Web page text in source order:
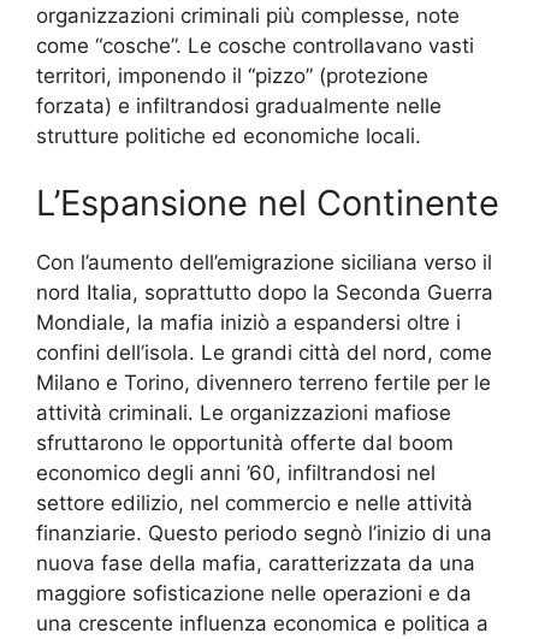
organizzazioni criminali più complesse, note
come “cosche”. Le cosche controllavano vasti
territori, imponendo il “pizzo” (protezione
forzata) e infiltrandosi gradualmente nelle
strutture politiche ed economiche locali.
L’Espansione nel Continente
Con l’aumento dell’emigrazione siciliana verso il
nord Italia, soprattutto dopo la Seconda Guerra
Mondiale, la mafia iniziò a espandersi oltre i
confini dell’isola. Le grandi città del nord, come
Milano e Torino, divennero terreno fertile per le
attività criminali. Le organizzazioni mafiose
sfruttarono le opportunità offerte dal boom
economico degli anni ’60, infiltrandosi nel
settore edilizio, nel commercio e nelle attività
finanziarie. Questo periodo segnò l’inizio di una
nuova fase della mafia, caratterizzata da una
maggiore sofisticazione nelle operazioni e da
una crescente influenza economica e politica a